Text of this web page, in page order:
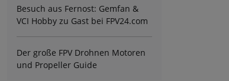
Besuch aus Fernost: Gemfan &
VCI Hobby zu Gast bei FPV24.com
Der große FPV Drohnen Motoren
und Propeller Guide